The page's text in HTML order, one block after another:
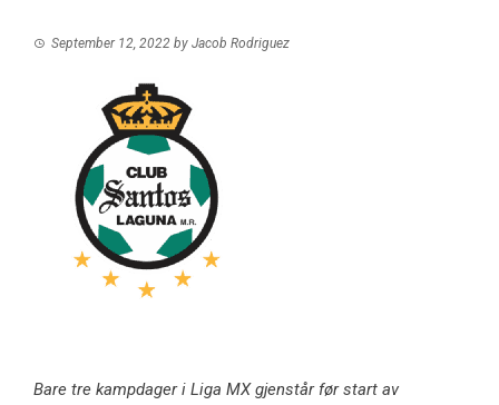
September 12, 2022 by Jacob Rodriguez
Bare tre kampdager i Liga MX gjenstår før start av